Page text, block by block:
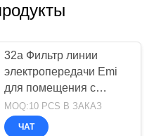
32a Фильтр линии
электропередачи Emi
для помещения с
защитой RF
MOQ:10 PCS В ЗАКАЗ
ЧАТ